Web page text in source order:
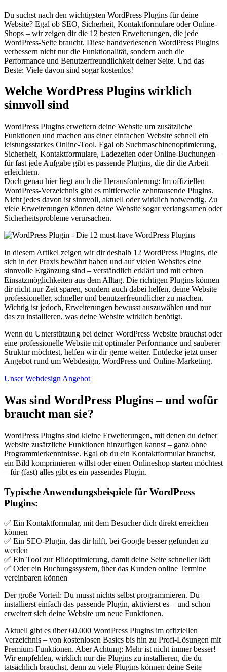
Du suchst nach den wichtigsten WordPress Plugins für deine
Website? Egal ob SEO, Sicherheit, Kontaktformulare oder Online-
Shops – wir zeigen dir die 12 besten Erweiterungen, die jede
WordPress-Seite braucht. Diese handverlesenen WordPress Plugins
verbessern nicht nur die Funktionalität, sondern auch die
Performance und Benutzerfreundlichkeit deiner Seite. Und das
Beste: Viele davon sind sogar kostenlos!
Welche WordPress Plugins wirklich
sinnvoll sind
WordPress Plugins erweitern deine Website um zusätzliche
Funktionen und machen aus einer einfachen Website schnell ein
leistungsstarkes Online-Tool. Egal ob Suchmaschinenoptimierung,
Sicherheit, Kontaktformulare, Ladezeiten oder Online-Buchungen –
für fast jede Aufgabe gibt es passende Plugins, die dir die Arbeit
erleichtern.
Doch genau hier liegt auch die Herausforderung: Im offiziellen
WordPress-Verzeichnis gibt es mittlerweile zehntausende Plugins.
Nicht jedes davon ist sinnvoll, aktuell oder wirklich notwendig. Zu
viele Erweiterungen können deine Website sogar verlangsamen oder
Sicherheitsprobleme verursachen.
In diesem Artikel zeigen wir dir deshalb 12 WordPress Plugins, die
sich in der Praxis bewährt haben und auf vielen Websites eine
sinnvolle Ergänzung sind – verständlich erklärt und mit echten
Einsatzmöglichkeiten aus dem Alltag. Die richtigen Plugins können
dir nicht nur Zeit sparen, sondern auch dabei helfen, deine Website
professioneller, schneller und benutzerfreundlicher zu machen.
Wichtig ist jedoch, Erweiterungen bewusst auszuwählen und nur
das zu installieren, was deine Website wirklich benötigt.
Wenn du Unterstützung bei deiner WordPress Website brauchst oder
eine professionelle Website mit optimaler Performance und sauberer
Struktur möchtest, helfen wir dir gerne weiter. Entdecke jetzt unser
Angebot rund um Webdesign, WordPress und Online-Marketing.
Unser Webdesign Angebot
Was sind WordPress Plugins – und wofür
braucht man sie?
WordPress Plugins sind kleine Erweiterungen, mit denen du deiner
Website zusätzliche Funktionen hinzufügen kannst – ganz ohne
Programmierkenntnisse. Egal ob du ein Kontaktformular brauchst,
ein Bild komprimieren willst oder einen Onlineshop starten möchtest
– für (fast) alles gibt es ein passendes Plugin.
Typische Anwendungsbeispiele für WordPress
Plugins:
✅ Ein Kontaktformular, mit dem Besucher dich direkt erreichen
können
✅ Ein SEO-Plugin, das dir hilft, bei Google besser gefunden zu
werden
✅ Ein Tool zur Bildoptimierung, damit deine Seite schneller lädt
✅ Oder ein Buchungssystem, über das Kunden online Termine
vereinbaren können
Der große Vorteil: Du musst nichts selbst programmieren. Du
installierst einfach das passende Plugin, aktivierst es – und schon
erweitert sich deine Website um neue Funktionen.
Aktuell gibt es über 60.000 WordPress Plugins im offiziellen
Verzeichnis – von kostenlosen Basics bis hin zu Profi-Lösungen mit
Premium-Funktionen. Aber Achtung: Mehr ist nicht immer besser!
Wir empfehlen, wirklich nur die Plugins zu installieren, die du
tatsächlich brauchst, denn zu viele Plugins können deine Seite